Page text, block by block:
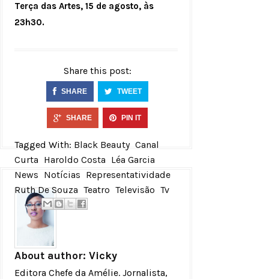
Terça das Artes, 15 de agosto, às
23h30.
Share this post:
SHARE TWEET
SHARE PIN IT
Tagged With: Black Beauty Canal
Curta Haroldo Costa Léa Garcia
News Notícias Representatividade
Ruth De Souza Teatro Televisão Tv
About author: Vicky
Editora Chefe da Amélie. Jornalista,